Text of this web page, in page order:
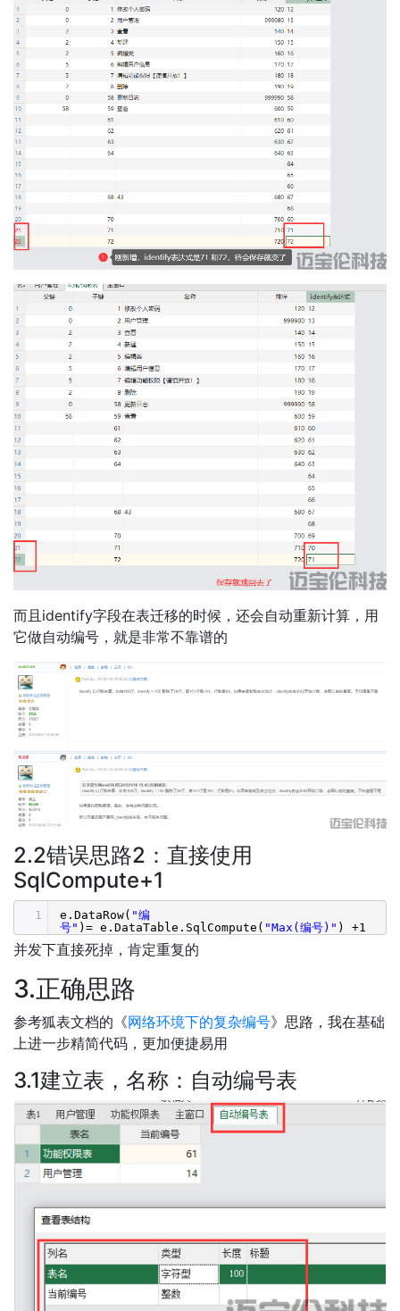
而且identify字段在表迁移的时候，还会自动重新计算，用
它做自动编号，就是非常不靠谱的
2.2错误思路2：直接使用
SqlCompute+1
1 e.DataRow( "编
号" )= e.DataTable.SqlCompute( "Max(编号)" ) +1
并发下直接死掉，肯定重复的
3.正确思路
参考狐表文档的《网络环境下的复杂编号》思路，我在基础
上进一步精简代码，更加便捷易用
3.1建立表，名称：自动编号表